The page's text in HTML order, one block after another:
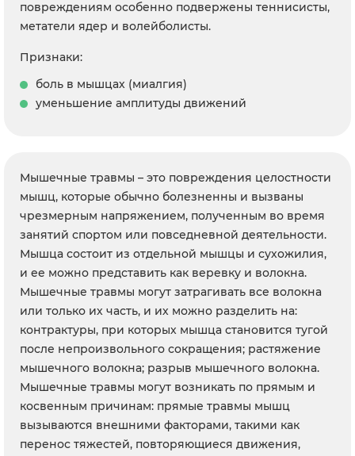
повреждениям особенно подвержены теннисисты,
метатели ядер и волейболисты.
Признаки:
боль в мышцах (миалгия)
уменьшение амплитуды движений
Мышечные травмы – это повреждения целостности
мышц, которые обычно болезненны и вызваны
чрезмерным напряжением, полученным во время
занятий спортом или повседневной деятельности.
Мышца состоит из отдельной мышцы и сухожилия,
и ее можно представить как веревку и волокна.
Мышечные травмы могут затрагивать все волокна
или только их часть, и их можно разделить на:
контрактуры, при которых мышца становится тугой
после непроизвольного сокращения; растяжение
мышечного волокна; разрыв мышечного волокна.
Мышечные травмы могут возникать по прямым и
косвенным причинам: прямые травмы мышц
вызываются внешними факторами, такими как
перенос тяжестей, повторяющиеся движения,